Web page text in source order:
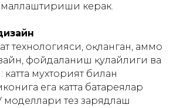
керак.
технологияси, оқланган, аммо
фойдаланиш қулайлиги ва
мухторият билан
ега катта батареялар
моделлари тез зарядлаш